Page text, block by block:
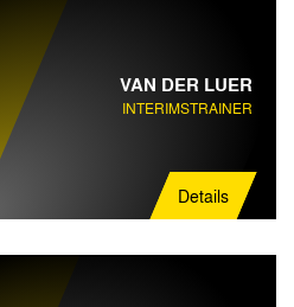
VAN DER LUER
INTERIMSTRAINER
Details